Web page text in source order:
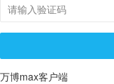
万博max客户端